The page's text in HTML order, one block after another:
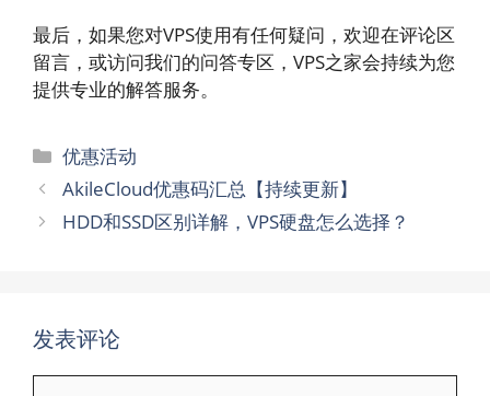
最后，如果您对VPS使用有任何疑问，欢迎在评论区
留言，或访问我们的问答专区，VPS之家会持续为您
提供专业的解答服务。
分
类
优惠活动
AkileCloud优惠码汇总【持续更新】
HDD和SSD区别详解，VPS硬盘怎么选择？
发表评论